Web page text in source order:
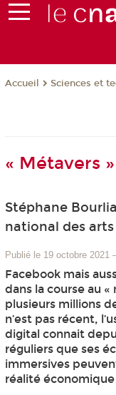
Accueil Sciences et
« Métavers
Stéphane
national des
Publié le 19 octobre 2021
Facebook mais
dans la course au
plusieurs millions
n’est pas récent,
digital connait
réguliers que ses
immersives
réalité